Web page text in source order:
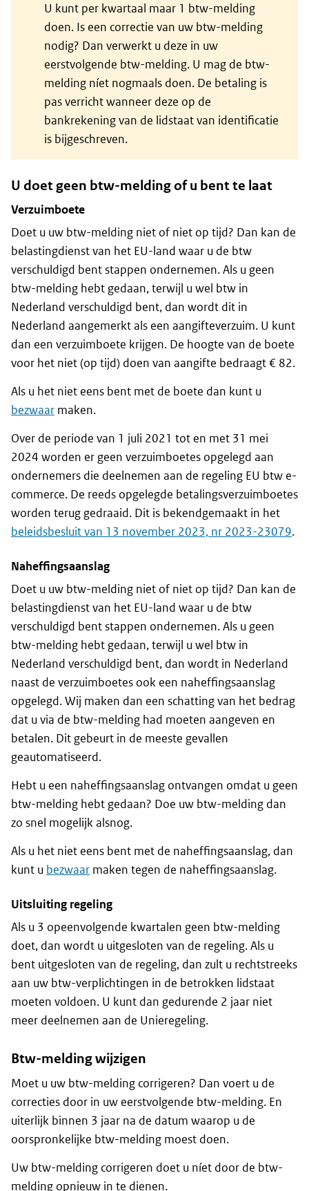
U kunt per kwartaal maar 1 btw-melding
doen. Is een correctie van uw btw-melding
nodig? Dan verwerkt u deze in uw
eerstvolgende btw-melding. U mag de btw-
melding níet nogmaals doen. De betaling is
pas verricht wanneer deze op de
bankrekening van de lidstaat van identificatie
is bijgeschreven.
U doet geen btw-melding of u bent te laat
Verzuimboete
Doet u uw btw-melding niet of niet op tijd? Dan kan de
belastingdienst van het EU-land waar u de btw
verschuldigd bent stappen ondernemen. Als u geen
btw-melding hebt gedaan, terwijl u wel btw in
Nederland verschuldigd bent, dan wordt dit in
Nederland aangemerkt als een aangifteverzuim. U kunt
dan een verzuimboete krijgen. De hoogte van de boete
voor het niet (op tijd) doen van aangifte bedraagt € 82.
Als u het niet eens bent met de boete dan kunt u
bezwaar maken.
Over de periode van 1 juli 2021 tot en met 31 mei
2024 worden er geen verzuimboetes opgelegd aan
ondernemers die deelnemen aan de regeling EU btw e-
commerce. De reeds opgelegde betalingsverzuimboetes
worden terug gedraaid. Dit is bekendgemaakt in het
beleidsbesluit van 13 november 2023, nr 2023-23079.
Naheffingsaanslag
Doet u uw btw-melding niet of niet op tijd? Dan kan de
belastingdienst van het EU-land waar u de btw
verschuldigd bent stappen ondernemen. Als u geen
btw-melding hebt gedaan, terwijl u wel btw in
Nederland verschuldigd bent, dan wordt in Nederland
naast de verzuimboetes ook een naheffingsaanslag
opgelegd. Wij maken dan een schatting van het bedrag
dat u via de btw-melding had moeten aangeven en
betalen. Dit gebeurt in de meeste gevallen
geautomatiseerd.
Hebt u een naheffingsaanslag ontvangen omdat u geen
btw-melding hebt gedaan? Doe uw btw-melding dan
zo snel mogelijk alsnog.
Als u het niet eens bent met de naheffingsaanslag, dan
kunt u bezwaar maken tegen de naheffingsaanslag.
Uitsluiting regeling
Als u 3 opeenvolgende kwartalen geen btw-melding
doet, dan wordt u uitgesloten van de regeling. Als u
bent uitgesloten van de regeling, dan zult u rechtstreeks
aan uw btw-verplichtingen in de betrokken lidstaat
moeten voldoen. U kunt dan gedurende 2 jaar niet
meer deelnemen aan de Unieregeling.
Btw-melding wijzigen
Moet u uw btw-melding corrigeren? Dan voert u de
correcties door in uw eerstvolgende btw-melding. En
uiterlijk binnen 3 jaar na de datum waarop u de
oorspronkelijke btw-melding moest doen.
Uw btw-melding corrigeren doet u níet door de btw-
melding opnieuw in te dienen.